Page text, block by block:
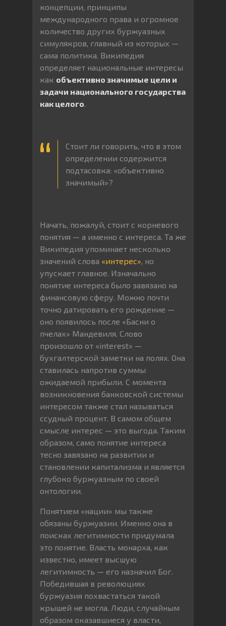
концепции, принципы
международного права и огромное
количество других буржуазных
симулякров, главный из которых —
сама политика. Википедия
определяет национальные интересы
как объективно значимые цели и
задачи национального государства
как целого
Стоит ли говорить, что в этом
определении содержится
подтасовка: «объективно
значимый»?
Начать, пожалуй, стоит с корневого
понятия — а именно с интереса. Та же
Википедия упоминает несколько
значений слова «интерес» , но
упускает главное. Изначально
понятие интереса было завязано на
финансовую сферу. Можно почти
точно датировать его рождение —
оно появилось после «Басни о
пчелах» Мандевиля. Слово
произошло от «interest» —
бухгалтерской заметки на полях. Она
ставилась напротив суммы
ожидаемой прибыли. С момента
возникновения банковской системы
интересом также стал называться
ссудный процент. В самом общем
смысле интерес — это выгода. Таким
образом, само понятие интереса
тесно завязано на развитии и
становлении капитализма и является
глубоко буржуазным по своей
онтологии.
Понятием «нации» мы также
обязаны буржуазии. Именно она в
поисках легитимности придумала
это понятие. Власть монарха, как
известно, имеет высшую
легитимность — его назначил Бог.
Победившая в революциях
буржуазия похвастаться такой
крышей не могла. Люди, случайным
образом оказавшиеся у власти,